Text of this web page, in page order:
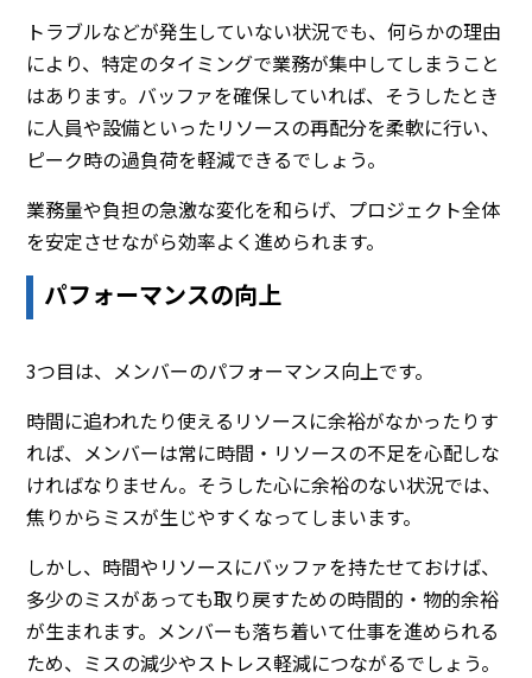
トラブルなどが発生していない状況でも、何らかの理由
により、特定のタイミングで業務が集中してしまうこと
はあります。バッファを確保していれば、そうしたとき
に人員や設備といったリソースの再配分を柔軟に行い、
ピーク時の過負荷を軽減できるでしょう。
業務量や負担の急激な変化を和らげ、プロジェクト全体
を安定させながら効率よく進められます。
パフォーマンスの向上
3つ目は、メンバーのパフォーマンス向上です。
時間に追われたり使えるリソースに余裕がなかったりす
れば、メンバーは常に時間・リソースの不足を心配しな
ければなりません。そうした心に余裕のない状況では、
焦りからミスが生じやすくなってしまいます。
しかし、時間やリソースにバッファを持たせておけば、
多少のミスがあっても取り戻すための時間的・物的余裕
が生まれます。メンバーも落ち着いて仕事を進められる
ため、ミスの減少やストレス軽減につながるでしょう。